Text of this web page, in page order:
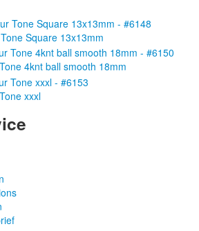
Square 13x13mm
4knt ball smooth 18mm
xxxl